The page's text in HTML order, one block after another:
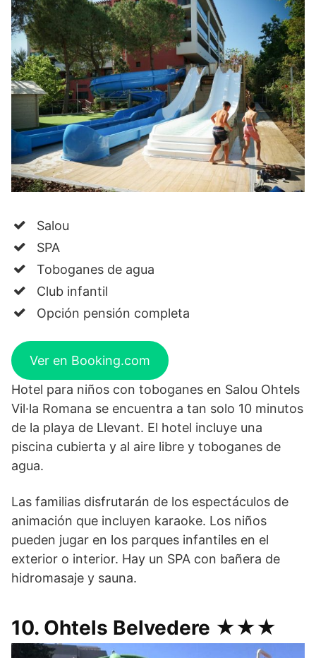
Salou
SPA
Toboganes de agua
Club infantil
Opción pensión completa
Ver en Booking.com
Hotel para niños con toboganes en Salou Ohtels
Vil·la Romana se encuentra a tan solo 10 minutos
de la playa de Llevant. El hotel incluye una
piscina cubierta y al aire libre y toboganes de
agua.
Las familias disfrutarán de los espectáculos de
animación que incluyen karaoke. Los niños
pueden jugar en los parques infantiles en el
exterior o interior. Hay un SPA con bañera de
hidromasaje y sauna.
10. Ohtels Belvedere ★★★